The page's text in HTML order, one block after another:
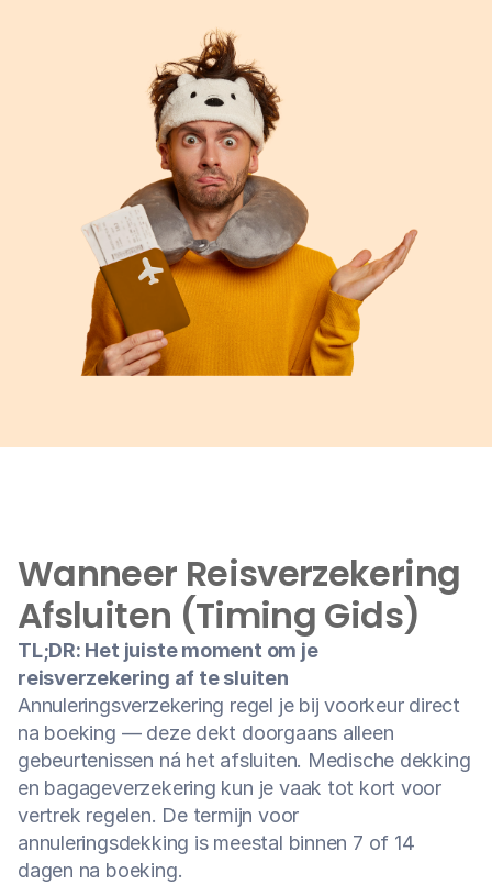
Wanneer Reisverzekering
Afsluiten (Timing Gids)
TL;DR: Het juiste moment om je
reisverzekering af te sluiten
Annuleringsverzekering regel je bij voorkeur direct
na boeking — deze dekt doorgaans alleen
gebeurtenissen ná het afsluiten. Medische dekking
en bagageverzekering kun je vaak tot kort voor
vertrek regelen. De termijn voor
annuleringsdekking is meestal binnen 7 of 14
dagen na boeking.